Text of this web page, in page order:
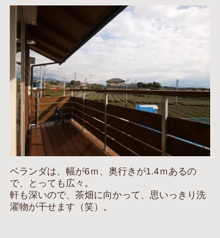
ベランダは、幅が6ｍ、奥行きが1.4ｍあるの
で、とっても広々。
軒も深いので、茶畑に向かって、思いっきり洗
濯物が干せます（笑）。